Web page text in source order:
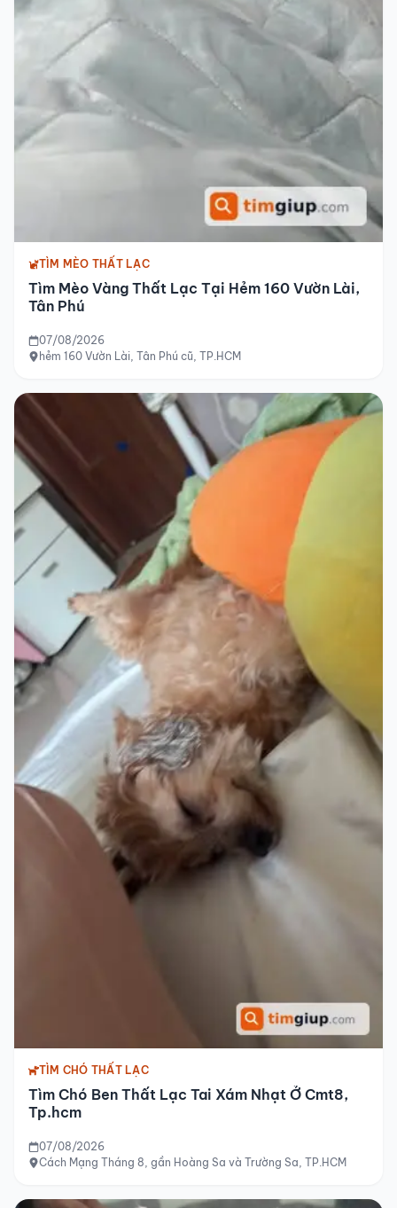
TÌM MÈO THẤT LẠC
Tìm Mèo Vàng Thất Lạc Tại Hẻm 160 Vườn Lài,
Tân Phú
07/08/2026
hẻm 160 Vườn Lài, Tân Phú cũ, TP.HCM
TÌM CHÓ THẤT LẠC
Tìm Chó Ben Thất Lạc Tai Xám Nhạt Ở Cmt8,
Tp.hcm
07/08/2026
Cách Mạng Tháng 8, gần Hoàng Sa và Trường Sa, TP.HCM